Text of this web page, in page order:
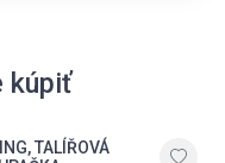
kúpiť
TALÍŘOVÁ